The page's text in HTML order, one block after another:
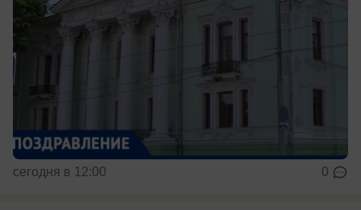
сегодня в 12:00 0